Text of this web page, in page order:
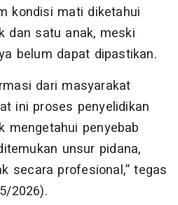
kondisi mati diketahui
dan satu anak, meski
belum dapat dipastikan.
dari masyarakat
ini proses penyelidikan
mengetahui penyebab
unsur pidana,
secara profesional,” tegas
2026).